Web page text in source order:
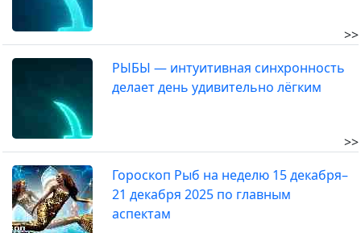
>>
РЫБЫ — интуитивная синхронность
делает день удивительно лёгким
>>
Гороскоп Рыб на неделю 15 декабря–
21 декабря 2025 по главным
аспектам